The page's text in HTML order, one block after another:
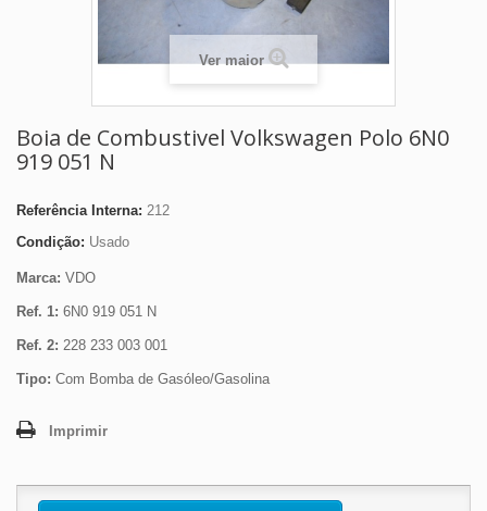
Ver maior
Boia de Combustivel Volkswagen Polo 6N0
919 051 N
Referência Interna: 212
Condição: Usado
Marca: VDO
Ref. 1: 6N0 919 051 N
Ref. 2: 228 233 003 001
Tipo: Com Bomba de Gasóleo/Gasolina
Imprimir